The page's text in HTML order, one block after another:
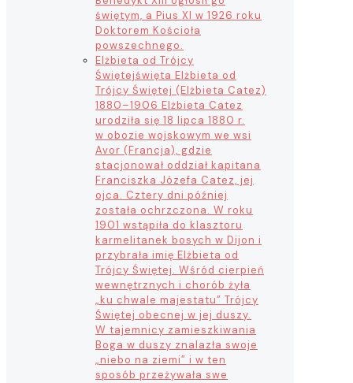
świętym, a Pius XI w 1926 roku
Doktorem Kościoła
powszechnego.
Elżbieta od Trójcy
Świętejświęta Elżbieta od
Trójcy Świętej (Elżbieta Catez)
1880–1906 Elżbieta Catez
urodziła się 18 lipca 1880 r.
w obozie wojskowym we wsi
Avor (Francja), gdzie
stacjonował oddział kapitana
Franciszka Józefa Catez, jej
ojca. Cztery dni później
została ochrzczona. W roku
1901 wstąpiła do klasztoru
karmelitanek bosych w Dijon i
przybrała imię Elżbieta od
Trójcy Świętej. Wśród cierpień
wewnętrznych i chorób żyła
„ku chwale majestatu” Trójcy
Świętej obecnej w jej duszy.
W tajemnicy zamieszkiwania
Boga w duszy znalazła swoje
„niebo na ziemi” i w ten
sposób przeżywała swe